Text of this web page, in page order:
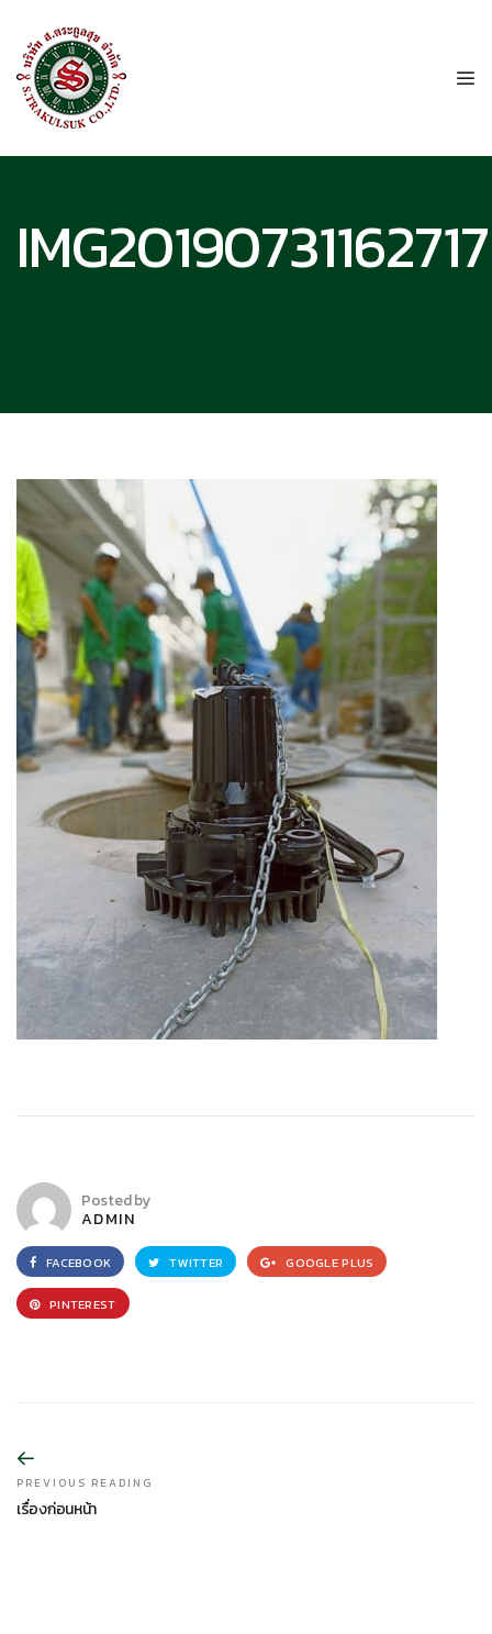
IMG20190731162717
Posted by
ADMIN
FACEBOOK TWITTER GOOGLE PLUS
PINTEREST
PREVIOUS READING
เรื่องก่อนหน้า